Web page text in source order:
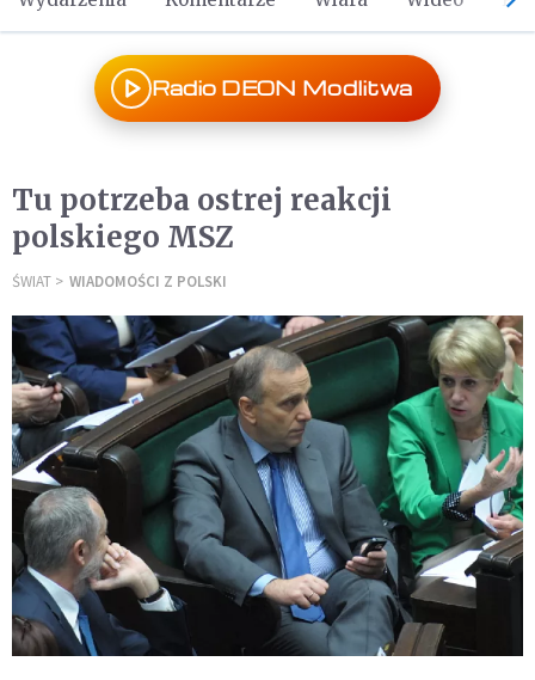
Radio DEON Modlitwa
Tu potrzeba ostrej reakcji
polskiego MSZ
ŚWIAT WIADOMOŚCI Z POLSKI